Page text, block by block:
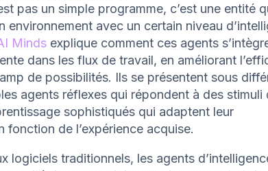
pas un simple programme, c’est une entité
environnement avec un certain niveau
Mindsexplique comment ces agents
dans les flux de travail, en améliorant
de possibilités. Ils se présentent sous
agents réflexes qui répondent à des stimuli
sophistiqués qui adaptent leur
fonction de l’expérience acquise.
logiciels traditionnels, les agents